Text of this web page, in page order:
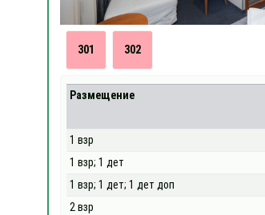
301 302
Размещение
1 взр
1 взр; 1 дет
1 взр; 1 дет; 1 дет доп
2 взр